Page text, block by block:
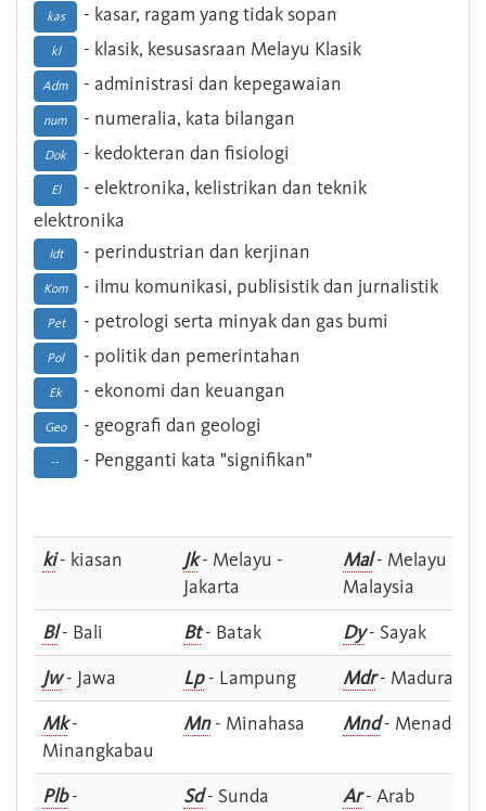
kas - kasar, ragam yang tidak sopan
kl - klasik, kesusasraan Melayu Klasik
Adm - administrasi dan kepegawaian
num - numeralia, kata bilangan
Dok - kedokteran dan fisiologi
El
- elektronika, kelistrikan dan teknik
elektronika
Idt - perindustrian dan kerjinan
Kom - ilmu komunikasi, publisistik dan jurnalistik
Pet - petrologi serta minyak dan gas bumi
Pol - politik dan pemerintahan
Ek - ekonomi dan keuangan
Geo - geografi dan geologi
-- - Pengganti kata "signifikan"
ki- kiasan Jk- Melayu -
Jakarta
Mal- Melayu -
Malaysia
Bl- Bali Bt- Batak Dy- Sayak
Jw- Jawa Lp- Lampung Mdr- Madura
Mk-
Minangkabau
Mn- Minahasa Mnd- Menado
Plb-
Sd- Sunda Ar- Arab